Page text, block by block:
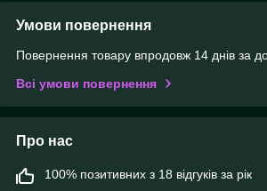
Умови повернення
Повернення товару впродовж 14 днів за
Всі умови повернення
Про нас
100% позитивних з 18 відгуків за рік